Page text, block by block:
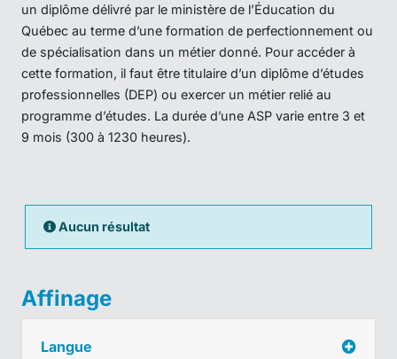
un diplôme délivré par le ministère de l’Éducation du
Québec au terme d’une formation de perfectionnement ou
de spécialisation dans un métier donné. Pour accéder à
cette formation, il faut être titulaire d’un diplôme d’études
professionnelles (DEP) ou exercer un métier relié au
programme d’études. La durée d’une ASP varie entre 3 et
9 mois (300 à 1230 heures).
Aucun résultat
Affinage
Langue